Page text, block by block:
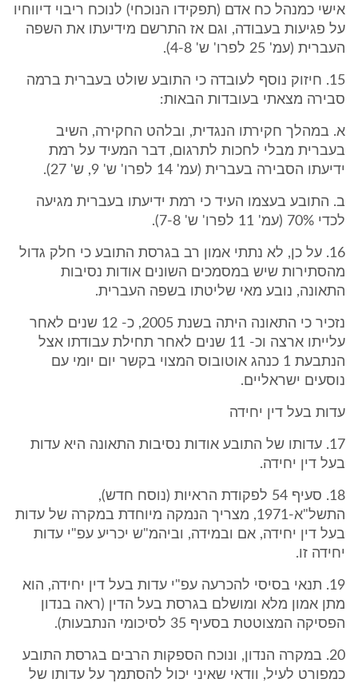
אישי כמנהל כח אדם (תפקידו הנוכחי) לנוכח ריבוי דיווחיו
על פגיעות בעבודה, וגם אז התרשם מידיעתו את השפה
העברית (עמ' 25 לפרו' ש' 4-8).
15. חיזוק נוסף לעובדה כי התובע שולט בעברית ברמה
סבירה מצאתי בעובדות הבאות:
א. במהלך חקירתו הנגדית, ובלהט החקירה, השיב
בעברית מבלי לחכות לתרגום, דבר המעיד על רמת
ידיעתו הסבירה בעברית (עמ' 14 לפרו' ש' 9, ש' 27).
ב. התובע בעצמו העיד כי רמת ידיעתו בעברית מגיעה
לכדי 70% (עמ' 11 לפרו' ש' 7-8).
16. על כן, לא נתתי אמון רב בגרסת התובע כי חלק גדול
מהסתירות שיש במסמכים השונים אודות נסיבות
התאונה, נובע מאי שליטתו בשפה העברית.
נזכיר כי התאונה היתה בשנת 2005, כ- 12 שנים לאחר
עלייתו ארצה וכ- 11 שנים לאחר תחילת עבודתו אצל
הנתבעת 1 כנהג אוטובוס המצוי בקשר יום יומי עם
נוסעים ישראליים.
עדות בעל דין יחידה
17. עדותו של התובע אודות נסיבות התאונה היא עדות
בעל דין יחידה.
18. סעיף 54 לפקודת הראיות (נוסח חדש),
התשל"א-1971, מצריך הנמקה מיוחדת במקרה של עדות
בעל דין יחידה, אם ובמידה, וביהמ"ש יכריע עפ"י עדות
יחידה זו.
19. תנאי בסיסי להכרעה עפ"י עדות בעל דין יחידה, הוא
מתן אמון מלא ומושלם בגרסת בעל הדין (ראה בנדון
הפסיקה המצוטטת בסעיף 35 לסיכומי הנתבעות).
20. במקרה הנדון, ונוכח הספקות הרבים בגרסת התובע
כמפורט לעיל, וודאי שאיני יכול להסתמך על עדותו של